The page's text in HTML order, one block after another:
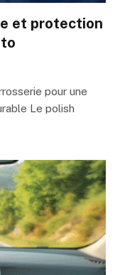
et protection
pour une
Le polish